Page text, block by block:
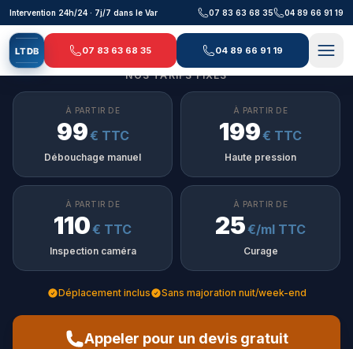
Aller au contenu principal
Intervention 24h/24 · 7j/7 dans le Var 07 83 63 68 35 04 89 66 91 19
LTDB 07 83 63 68 35 04 89 66 91 19
NOS TARIFS FIXES
À PARTIR DE
99€ TTC
Débouchage manuel
À PARTIR DE
199€ TTC
Haute pression
À PARTIR DE
110€ TTC
Inspection caméra
À PARTIR DE
25€/ml TTC
Curage
Déplacement inclus Sans majoration nuit/week-end
Appeler pour un devis gratuit